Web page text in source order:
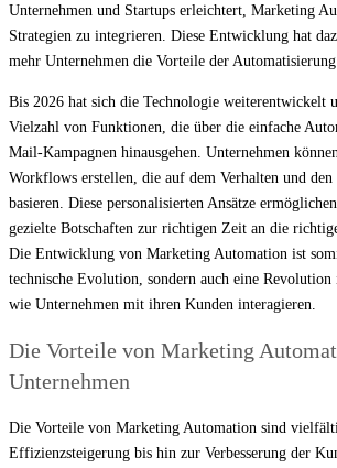
Unternehmen und Startups erleichtert, Marketing
Strategien zu integrieren. Diese Entwicklung hat
mehr Unternehmen die Vorteile der Automatisierung
Bis 2026 hat sich die Technologie weiterentwickelt
Vielzahl von Funktionen, die über die einfache
Mail-Kampagnen hinausgehen. Unternehmen
Workflows erstellen, die auf dem Verhalten und
basieren. Diese personalisierten Ansätze
gezielte Botschaften zur richtigen Zeit an die
Die Entwicklung von Marketing Automation ist
technische Evolution, sondern auch eine Revolution
wie Unternehmen mit ihren Kunden interagieren.
Die Vorteile von Marketing
Unternehmen
Die Vorteile von Marketing Automation sind
Effizienzsteigerung bis hin zur Verbesserung der